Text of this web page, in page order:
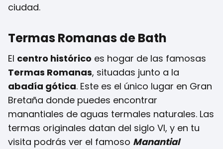
ciudad.
Termas Romanas de Bath
El centro histórico es hogar de las famosas
Termas Romanas, situadas junto a la
abadía gótica. Este es el único lugar en Gran
Bretaña donde puedes encontrar
manantiales de aguas termales naturales. Las
termas originales datan del siglo VI, y en tu
visita podrás ver el famoso Manantial